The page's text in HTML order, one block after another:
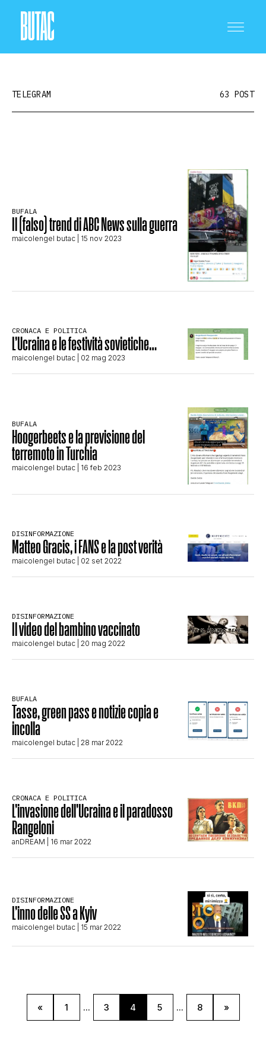
SALUTE E MEDICINA
INTRATTENIMENTO
COMPLOTTI, LEGGENDE URBANE ED
EDITORIALI
TRUFFE E SOCIAL NETWORK
CLIMA ED ENERGIA
CHI SIAMO
TELEGRAM 63 POST
BUFALA
Il (falso) trend di ABC News sulla guerra
maicolengel butac | 15 nov 2023
CRONACA E POLITICA
L’Ucraina e le festività sovietiche…
maicolengel butac | 02 mag 2023
BUFALA
Hoogerbeets e la previsione del
terremoto in Turchia
maicolengel butac | 16 feb 2023
DISINFORMAZIONE
Matteo Gracis, i FANS e la post verità
maicolengel butac | 02 set 2022
DISINFORMAZIONE
Il video del bambino vaccinato
maicolengel butac | 20 mag 2022
BUFALA
Tasse, green pass e notizie copia e
incolla
maicolengel butac | 28 mar 2022
CRONACA E POLITICA
L’invasione dell’Ucraina e il paradosso
Rangeloni
anDREAM | 16 mar 2022
DISINFORMAZIONE
L’inno delle SS a Kyiv
maicolengel butac | 15 mar 2022
« 1 ... 3 4 5 ... 8 »